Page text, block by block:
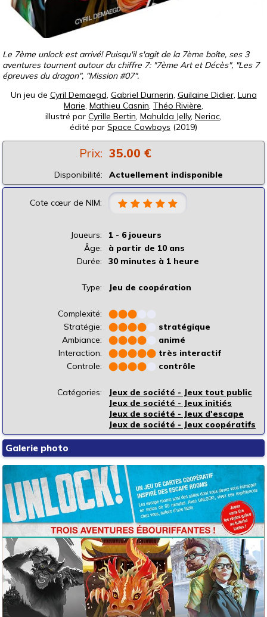
Le 7ème unlock est arrivé! Puisqu'il s'agit de la 7ème boîte, ses 3
aventures tournent autour du chiffre 7: "7ème Art et Décès", "Les 7
épreuves du dragon", "Mission #07".
Un jeu de Cyril Demaegd, Gabriel Durnerin, Guilaine Didier, Luna
Marie, Mathieu Casnin, Théo Rivière,
illustré par Cyrille Bertin, Mahulda Jelly, Neriac,
édité par Space Cowboys (2019)
Prix: 35.00 €
Disponibilité: Actuellement indisponible
Cote cœur de NIM:
Joueurs:
1 - 6 joueurs
Âge:
à partir de 10 ans
Durée:
30 minutes à 1 heure
Type: Jeu de coopération
Complexité: ⬤⬤⬤
Stratégie:
⬤⬤⬤⬤
stratégique
Ambiance:
⬤⬤⬤⬤
animé
Interaction:
⬤⬤⬤⬤⬤ très interactif
Controle:
⬤⬤⬤⬤ contrôle
Catégories:
Jeux de société - Jeux tout public
Jeux de société - Jeux initiés
Jeux de société - Jeux d'escape
Jeux de société - Jeux coopératifs
Galerie photo